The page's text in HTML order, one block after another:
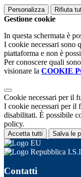
Personalizza Rifiuta
Gestione cookie
In questa schermata è
I cookie necessari sono
piattaforma e non è
Per conoscere quali
visionare la COOKIE
Cookie necessari per il
I cookie necessari per il
disabilitati. È possibile
policy.
Accetta tutti Salva le
Contatti